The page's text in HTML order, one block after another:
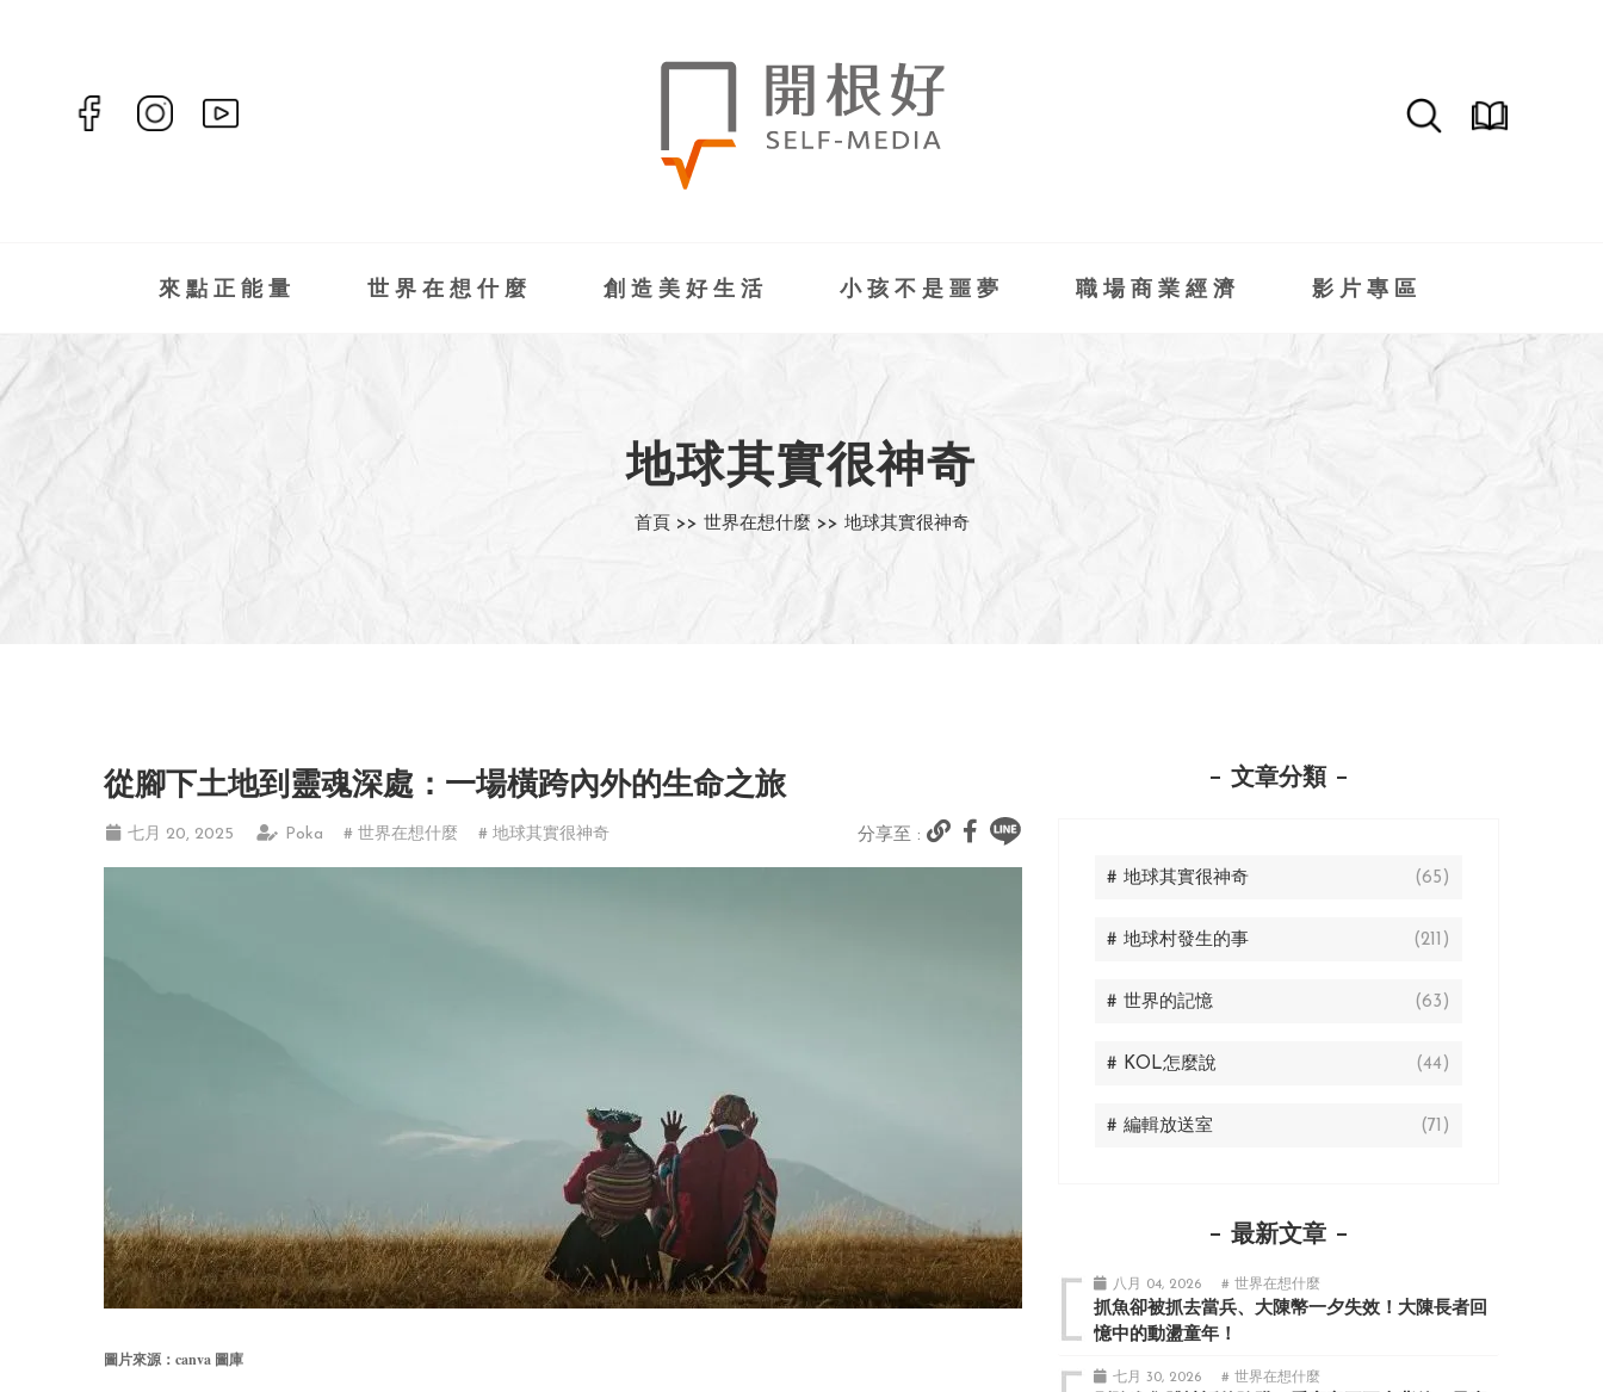
來點正能量 世界在想什麼 創造美好生活 小孩不是噩夢 職場商業經濟 影片專區
地球其實很神奇
首頁 >> 世界在想什麼 >> 地球其實很神奇
從腳下土地到靈魂深處：一場橫跨內外的生命之旅
七月 20, 2025 Poka # 世界在想什麼 # 地球其實很神奇 分享至 :
圖片來源： canva 圖庫
文章分類
# 地球其實很神奇 (65)
# 地球村發生的事 (211)
# 世界的記憶 (63)
# KOL怎麼說 (44)
# 編輯放送室 (71)
最新文章
八月 04, 2026 # 世界在想什麼
抓魚卻被抓去當兵、大陳幣一夕失效！大陳長者回
憶中的動盪童年！
七月 30, 2026 # 世界在想什麼